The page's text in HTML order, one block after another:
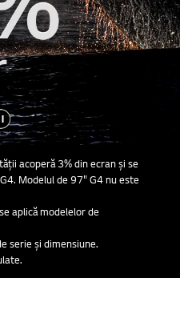
acoperă 3% din ecran și se
Modelul de 97" G4 nu este
aplică modelelor de
serie și dimensiune.